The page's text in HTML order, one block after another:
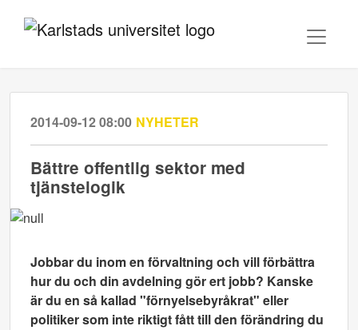
2014-09-12 08:00 NYHETER
Bättre offentlig sektor med
tjänstelogik
Jobbar du inom en förvaltning och vill förbättra
hur du och din avdelning gör ert jobb? Kanske
är du en så kallad "förnyelsebyråkrat" eller
politiker som inte riktigt fått till den förändring du